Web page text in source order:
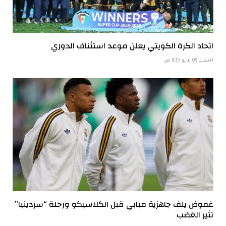
اتحاد الكرة الكويتي يعلن موعد استئناف الدوري
السبت 09 مايو 6:35 ص
غموض يلف جاهزية مبابي قبل الكلاسيكو ورحلة “سردينيا”
تثير الغضب